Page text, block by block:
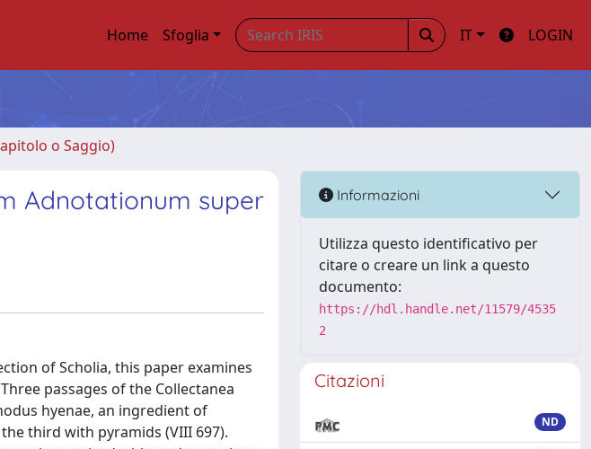
Home Sfoglia IT LOGIN
o Saggio)
Adnotationum super
of Scholia, this paper examines
passages of the Collectanea
hyenae, an ingredient of
third with pyramids (VIII 697).
Informazioni
Utilizza questo identificativo per
citare o creare un link a questo
documento:
https://hdl.handle.net/11579/4535
2
Citazioni
ND